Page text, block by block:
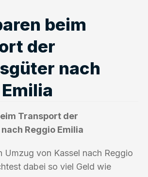
beim
der
nach
Transport der
Reggio Emilia
Umzug von Kassel nach Reggio
dabei so viel Geld wie